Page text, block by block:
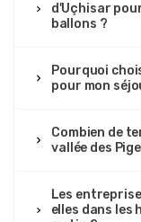
d'Uçhisar
ballons ?
Pourquoi
pour mon
Combien de
vallée des
Les
elles dans les